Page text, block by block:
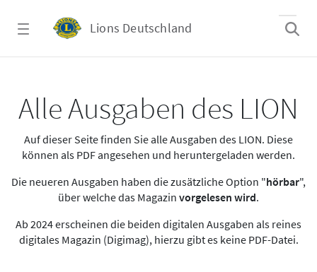
Lions Deutschland
Alle Ausgaben des LION
Auf dieser Seite finden Sie alle Ausgaben des LION. Diese
können als PDF angesehen und heruntergeladen werden.
Die neueren Ausgaben haben die zusätzliche Option "hörbar",
über welche das Magazin vorgelesen wird.
Ab 2024 erscheinen die beiden digitalen Ausgaben als reines
digitales Magazin (Digimag), hierzu gibt es keine PDF-Datei.